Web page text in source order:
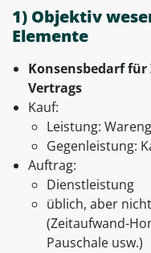
1) Objektiv
Elemente
Konsensbedarf
Vertrags
Kauf:
Leistung:
Gegenleistung:
Auftrag:
Dienstleistung
üblich, aber
(Zeitaufwand-
Pauschale usw.)